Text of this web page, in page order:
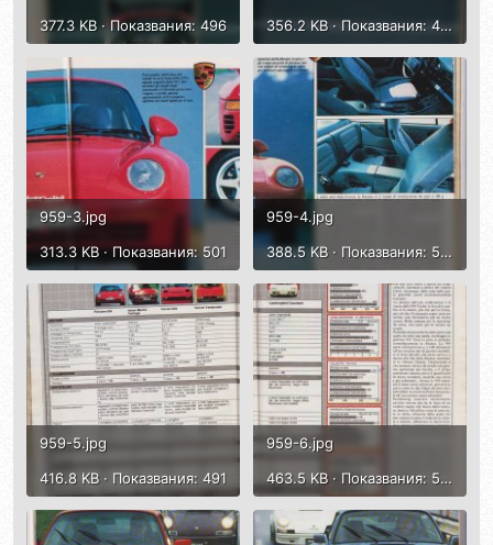
377.3 KB · Показвания: 496
356.2 KB · Показвания: 474
959-3.jpg
313.3 KB · Показвания: 501
959-4.jpg
388.5 KB · Показвания: 510
959-5.jpg
416.8 KB · Показвания: 491
959-6.jpg
463.5 KB · Показвания: 510